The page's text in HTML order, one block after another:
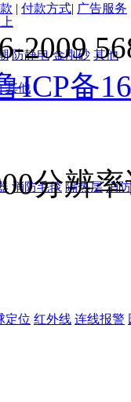
防静电 金刚砂 其他
其他
消防毛毯 隔热层 消
定位 红外线 连线报警
| 付款方式| 广告服务
2009
ICP备
分辨